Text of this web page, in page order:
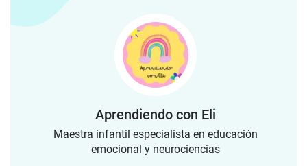
Aprendiendo con Eli
Maestra infantil especialista en educación
emocional y neurociencias